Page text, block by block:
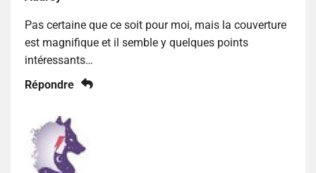
Pas certaine que ce soit pour moi, mais la couverture
est magnifique et il semble y quelques points
intéressants…
Répondre